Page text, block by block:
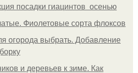
посадки гиацинтов осенью
Фиолетовые сорта флоксов
огорода выбрать. Добавление
и деревьев к зиме. Как